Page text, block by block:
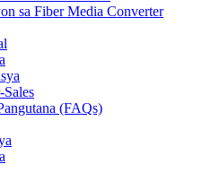
sa Fiber Media Converter
(FAQs)